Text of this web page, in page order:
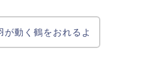
が動く鶴をおれるよ